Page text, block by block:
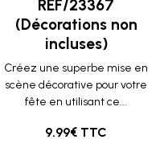
REF/23367
(Décorations non
incluses)
Créez une superbe mise en
scène décorative pour votre
fête en utilisant ce...
9.99€ TTC